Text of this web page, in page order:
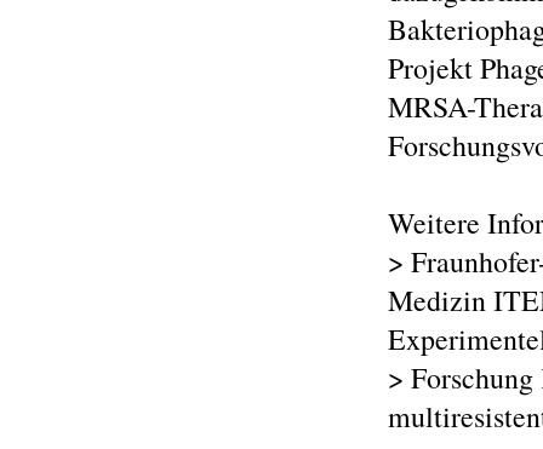
Projekt
MRSA-
Weitere
>
Medizin
>